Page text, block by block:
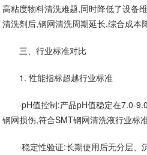
高粘度物料清洗难题,同时降低了设备
清洗剂后,钢网清洗周期延长,综合成本
三、行业标准对比
1. 性能指标超越行业标准
·pH值控制:产品pH值稳定在7.0-
钢网损伤,符合SMT钢网清洗液行业标准
·稳定性验证:长期使用后无分层